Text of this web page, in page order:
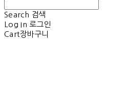
Search 검색
Log In 로그인
Cart장바구니